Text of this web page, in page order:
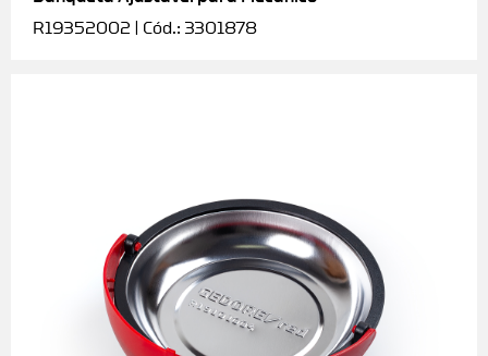
R19352002 | Cód.: 3301878